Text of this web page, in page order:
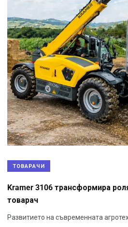
ТОВАРАЧИ
Kramer 3106 трансформира
товарач
Развитието на съвременната